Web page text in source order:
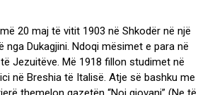
20 maj të vitit 1903 në Shkodër në një
nga Dukagjini. Ndoqi mësimet e para në
Jezuitëve. Më 1918 fillon studimet në
në Breshia të Italisë. Atje së bashku me